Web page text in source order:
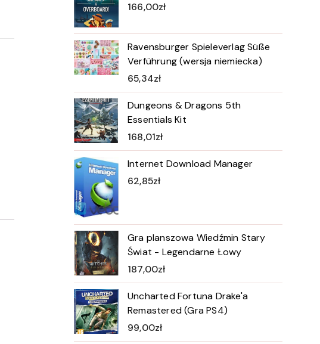
166,00zł
Ravensburger Spieleverlag Süße
Verführung (wersja niemiecka)
65,34zł
Dungeons & Dragons 5th
Essentials Kit
168,01zł
Internet Download Manager
62,85zł
Gra planszowa Wiedźmin Stary
Świat - Legendarne Łowy
187,00zł
Uncharted Fortuna Drake'a
Remastered (Gra PS4)
99,00zł